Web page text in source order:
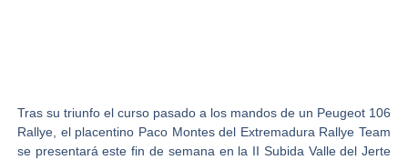
Tras su triunfo el curso pasado a los mandos de un Peugeot 106
Rallye, el placentino Paco Montes del Extremadura Rallye Team
se presentará este fin de semana en la II Subida Valle delJerte